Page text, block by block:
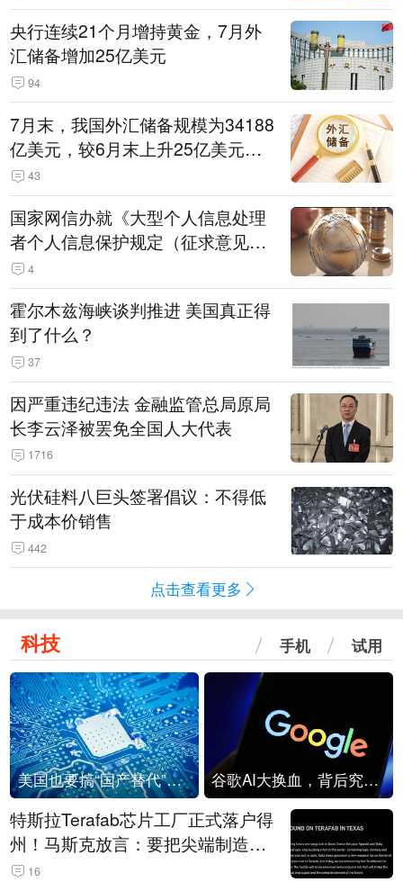
央行连续21个月增持黄金，7月外
汇储备增加25亿美元
94
7月末，我国外汇储备规模为34188
亿美元，较6月末上升25亿美元，
升幅为0.07%
43
国家网信办就《大型个人信息处理
者个人信息保护规定（征求意见
稿）》公开征求意见
4
霍尔木兹海峡谈判推进 美国真正得
到了什么？
37
因严重违纪违法 金融监管总局原局
长李云泽被罢免全国人大代表
1716
光伏硅料八巨头签署倡议：不得低
于成本价销售
442
点击查看更多
科技 手机 试用
美国也要搞“国产替代”？先算清三笔账 谷歌AI大换血，背后究竟发生了什么？
特斯拉Terafab芯片工厂正式落户得
州！马斯克放言：要把尖端制造带
回美国
16